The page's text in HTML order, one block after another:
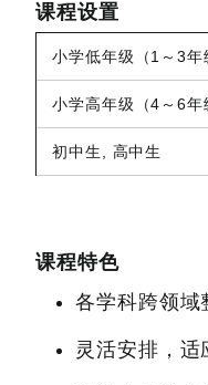
课程设置
小学低年级（1～3年
小学高年级（4～6年
初中生, 高中生
课程特色
各学科跨领域
灵活安排，适